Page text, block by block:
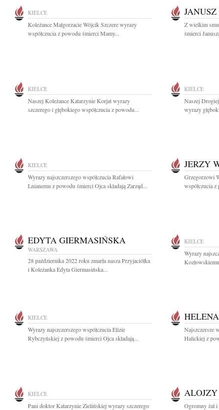
KIELCE
Koleżance Małgorzacie Wójcik Szczere wyrazy
współczucia z powodu śmierci Mamy...
Z wielkim
śmierci
KIELCE
Naszej Koleżance Katarzynie Korjat wyrazy
szczerego i głębokiego współczucia z powodu...
KIELCE
Naszej
wyrazy
KIELCE
Wyrazy najszczerszego współczucia Rafałowi
Lnianemu z powodu śmierci Ojca składają Zarząd...
JERZY
Grzegorzowi
współczucia
EDYTA GIERMASIŃSKA
WARSZAWA
28 października 2022 roku zmarła nasza Przyjaciółka
i Koleżanka Edyta Giermasińska...
KIELCE
Wyrazy
KIELCE
Wyrazy najszczerszego współczucia Elizie
Rybczyńskiej z powodu śmierci Ojca składają...
Najszczersze
Halickiej z
KIELCE
Pani doktor Katarzynie Zielińskiej wyrazy szczerego
Ogromny żal i